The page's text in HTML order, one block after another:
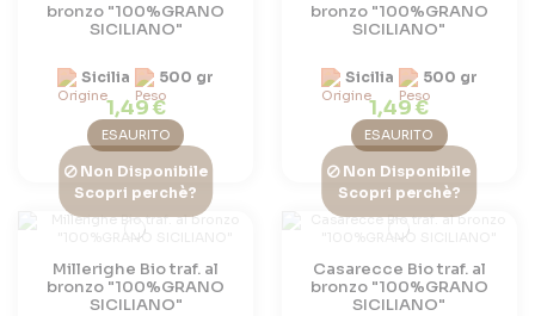
bronzo "100%GRANO
SICILIANO"
Sicilia 500 gr
1,49 €
ESAURITO
bronzo "100%GRANO
SICILIANO"
Sicilia 500 gr
1,49 €
ESAURITO
Non Disponibile
Scopri perchè?
Millerighe Bio traf. al
bronzo "100%GRANO
SICILIANO"
Non Disponibile
Scopri perchè?
Casarecce Bio traf. al
bronzo "100%GRANO
SICILIANO"